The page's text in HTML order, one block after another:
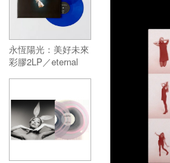
永恆陽光：美好未來
彩膠2LP／eternal
coloured vinyl (2LP)